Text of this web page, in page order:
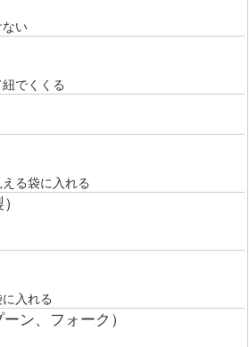
い
でくくる
る袋に入れる
入れる
ン、フォーク）